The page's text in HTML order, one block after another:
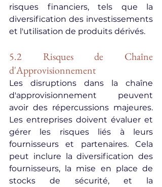
risques financiers, tels que la
diversification des investissements
et l'utilisation de produits dérivés.
5.2 Risques de Chaîne
d'Approvisionnement
Les disruptions dans la chaîne
d'approvisionnement peuvent
avoir des répercussions majeures.
Les entreprises doivent évaluer et
gérer les risques liés à leurs
fournisseurs et partenaires. Cela
peut inclure la diversification des
fournisseurs, la mise en place de
stocks de sécurité, et la